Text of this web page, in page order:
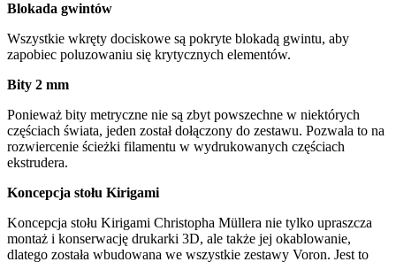
Blokada gwintów
Wszystkie wkręty dociskowe są pokryte blokadą gwintu, aby
zapobiec poluzowaniu się krytycznych elementów.
Bity 2 mm
Ponieważ bity metryczne nie są zbyt powszechne w niektórych
częściach świata, jeden został dołączony do zestawu. Pozwala to na
rozwiercenie ścieżki filamentu w wydrukowanych częściach
ekstrudera.
Koncepcja stołu Kirigami
Koncepcja stołu Kirigami Christopha Müllera nie tylko upraszcza
montaż i konserwację drukarki 3D, ale także jej okablowanie,
dlatego została wbudowana we wszystkie zestawy Voron. Jest to